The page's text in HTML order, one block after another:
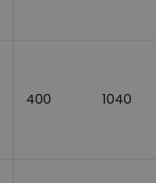
400 1040